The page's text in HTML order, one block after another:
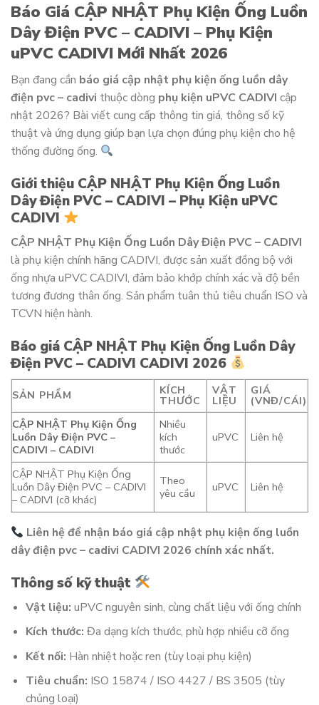
Báo Giá CẬP NHẬT Phụ Kiện Ống Luồn
Dây Điện PVC – CADIVI – Phụ Kiện
uPVC CADIVI Mới Nhất 2026
Bạn đang cần báo giá cập nhật phụ kiện ống luồn dây
điện pvc – cadivi thuộc dòng phụ kiện uPVC CADIVI cập
nhật 2026? Bài viết cung cấp thông tin giá, thông số kỹ
thuật và ứng dụng giúp bạn lựa chọn đúng phụ kiện cho hệ
thống đường ống.
Giới thiệu CẬP NHẬT Phụ Kiện Ống Luồn
Dây Điện PVC – CADIVI – Phụ Kiện uPVC
CADIVI
CẬP NHẬT Phụ Kiện Ống Luồn Dây Điện PVC – CADIVI
là phụ kiện chính hãng CADIVI, được sản xuất đồng bộ với
ống nhựa uPVC CADIVI, đảm bảo khớp chính xác và độ bền
tương đương thân ống. Sản phẩm tuân thủ tiêu chuẩn ISO và
TCVN hiện hành.
Báo giá CẬP NHẬT Phụ Kiện Ống Luồn Dây
Điện PVC – CADIVI CADIVI 2026
SẢN PHẨM KÍCH
THƯỚC
VẬT
LIỆU
GIÁ
(VNĐ/CÁI)
CẬP NHẬT Phụ Kiện Ống
Luồn Dây Điện PVC –
CADIVI – CADIVI
Nhiều
kích
thước
uPVC Liên hệ
CẬP NHẬT Phụ Kiện Ống
Luồn Dây Điện PVC – CADIVI
– CADIVI (cỡ khác)
Theo
yêu cầu
uPVC Liên hệ
Liên hệ để nhận báo giá cập nhật phụ kiện ống luồn
dây điện pvc – cadivi CADIVI 2026 chính xác nhất.
Thông số kỹ thuật
Vật liệu: uPVC nguyên sinh, cùng chất liệu với ống chính
Kích thước: Đa dạng kích thước, phù hợp nhiều cỡ ống
Kết nối: Hàn nhiệt hoặc ren (tùy loại phụ kiện)
Tiêu chuẩn: ISO 15874 / ISO 4427 / BS 3505 (tùy
chủng loại)